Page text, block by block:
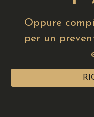
Oppure
per un